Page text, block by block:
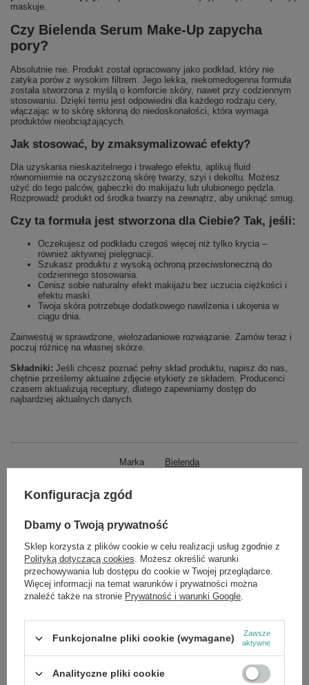
maskuje.
Czy Bielenda Serum Make-Up zapycha
pory?
Absolutnie nie. Produkt został opracowany jako podkład, który nie
zatyka porów z wysokim filtrem. Jego lekka, niekomedogenna formuła
została stworzona z myślą o komforcie skóry, nawet przy codziennym
stosowaniu. Dzięki temu jest odpowiedni dla każdego rodzaju cery,
włączając w to skórę skłonną do niedoskonałości, która wymaga
produktów nieobciążających.
Jak stosować, by zmaksymalizować efekty?
Dla uzyskania nieskazitelnego i trwałego efektu, aplikuj fluid
równomiernie na oczyszczoną skórę twarzy, szyi i dekoltu. Możesz
użyć do tego palców, gąbeczki do makijażu lub ulubionego pędzla.
Rozprowadź produkt od środka twarzy na zewnątrz, aby uniknąć smug.
Czy ta formuła jest stworzona dla Ciebie? Tak, jeśli:
Oczekujesz od podkładu czegoś więcej niż tylko krycia –
również aktywnej pielęgnacji.
Szukasz produktu z wysoką ochroną przeciwsłoneczną do
codziennego stosowania.
Cenisz sobie naturalny efekt makijażu bez uczucia ciężkości i
efektu maski.
Twoja skóra potrzebuje dodatkowego nawilżenia i ukojenia w
ciągu dnia.
Zainwestuj w sprawdzone, wielozadaniowe rozwiązanie. Zamów teraz i
poczuj różnicę na własnej skórze.
Składniki: Jeśli chcesz poznać pełny skład produktu, napisz do nas,
chętnie prześlemy aktualne zdjęcie etykiety ze składem. Producenci
czasem aktualizują receptury, dlatego zapewniamy dostęp do
najbardziej aktualnych danych.
Marka Bielenda
Zobacz również
OKAZJA
Bielenda Exosomes of Youth Serum Przeciwzmarszczkowe
Rozświetlające SPF50 30ml
£10.62 / szt.
OKAZJA
Bielenda Neuro Retinol Liftingujący Przeciwzmarszczkowy
Krem Koncentrat do Twarzy 50+ na Dzień i na Noc 50ml
£7.98 / szt.
Konfiguracja zgód
Dbamy o Twoją prywatność
Sklep korzysta z plików cookie w celu realizacji usług zgodnie z
Polityką dotyczącą cookies. Możesz określić warunki
przechowywania lub dostępu do cookie w Twojej przeglądarce.
Więcej informacji na temat warunków i prywatności można
znaleźć także na stronie Prywatność i warunki Google.
Funkcjonalne pliki cookie (wymagane)
Zawsze
aktywne
Analityczne pliki cookie